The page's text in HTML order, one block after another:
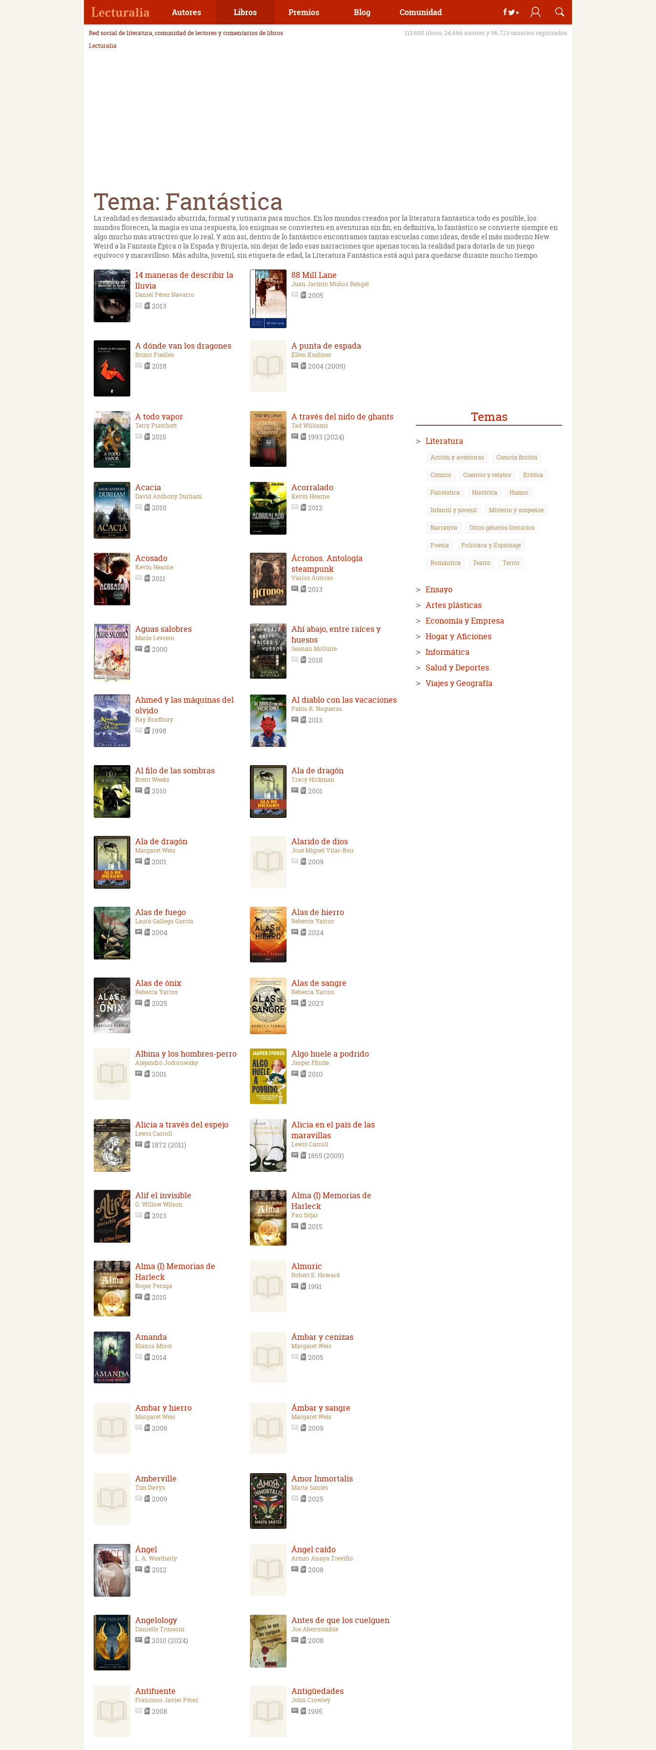
Autores Libros Premios Blog Comunidad
Red social de literatura, comunidad de lectores y comentarios de libros
113.600 libros, 24.686 autores y 96.723 usuarios registrados
Lecturalia
Tema: Fantástica
La realidad es demasiado aburrida, formal y rutinaria para muchos. En los mundos creados por la literatura fantástica todo es posible, los
mundos florecen, la magia es una respuesta, los enigmas se convierten en aventuras sin fin; en definitiva, lo fantástico se convierte siempre en
algo mucho más atractivo que lo real. Y aún así, dentro de lo fantástico encontramos tantas escuelas como ideas, desde el más moderno New
Weird a la Fantasía Épica o la Espada y Brujería, sin dejar de lado esas narraciones que apenas tocan la realidad para dotarla de un juego
equívoco y maravilloso. Más adulta, juvenil, sin etiqueta de edad, la Literatura Fantástica está aquí para quedarse durante mucho tiempo.
14 maneras de describir la
lluvia
Daniel Pérez Navarro
2013
88 Mill Lane
Juan Jacinto Muñoz Rengel
2005
A dónde van los dragones
Bruno Puelles
2018
A punta de espada
Ellen Kushner
2004 (2009)
A todo vapor
Terry Pratchett
2015
A través del nido de ghants
Tad Williams
1993 (2024)
Acacia
David Anthony Durham
2010
Acorralado
Kevin Hearne
2012
Acosado
Kevin Hearne
2011
Ácronos. Antología
steampunk
Varios Autores
2013
Aguas salobres
Mario Levrero
2000
Ahí abajo, entre raíces y
huesos
Seanan McGuire
2018
Ahmed y las máquinas del
olvido
Ray Bradbury
1998
Al diablo con las vacaciones
Pablo R. Nogueras
2013
Al filo de las sombras
Brent Weeks
2010
Ala de dragón
Tracy Hickman
2001
Ala de dragón
Margaret Weis
2001
Alarido de dios
José Miguel Vilar-Bou
2009
Alas de fuego
Laura Gallego García
2004
Alas de hierro
Rebecca Yarros
2024
Alas de ónix
Rebecca Yarros
2025
Alas de sangre
Rebecca Yarros
2023
Albina y los hombres-perro
Alejandro Jodorowsky
2001
Algo huele a podrido
Jasper Fforde
2010
Alicia a través del espejo
Lewis Carroll
1872 (2011)
Alicia en el país de las
maravillas
Lewis Carroll
1865 (2009)
Alif el invisible
G. Willow Wilson
2013
Alma (I) Memorias de
Harleck
Pau Sitjar
2015
Alma (I) Memorias de
Harleck
Roger Peruga
2015
Almuric
Robert E. Howard
1991
Amanda
Blanca Miosi
2014
Ámbar y cenizas
Margaret Weis
2005
Ambar y hierro
Margaret Weis
2006
Ámbar y sangre
Margaret Weis
2009
Amberville
Tim Davys
2009
Amor Inmortalis
Marta Santés
2025
Ángel
L. A. Weatherly
2012
Ángel caído
Arturo Anaya Treviño
2008
Angelology
Danielle Trussoni
2010 (2024)
Antes de que los cuelguen
Joe Abercrombie
2008
Antifuente
Francisco Javier Pérez
2008
Antigüedades
John Crowley
1995
Temas
Literatura
Acción y aventuras Ciencia ficción
Cómics Cuentos y relatos Erótica
Fantástica Histórica Humor
Infantil y juvenil Misterio y suspense
Narrativa Otros géneros literarios
Poesía Policíaca y Espionaje
Romántica Teatro Terror
Ensayo
Artes plásticas
Economía y Empresa
Hogar y Aficiones
Informática
Salud y Deportes
Viajes y Geografía